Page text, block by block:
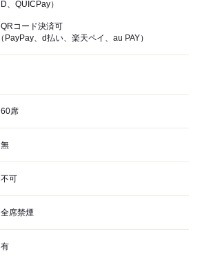
D、QUICPay）
QRコード決済可
（PayPay、d払い、楽天ペイ、au PAY）
60席
無
不可
全席禁煙
有